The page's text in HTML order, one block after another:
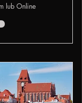
lub Online